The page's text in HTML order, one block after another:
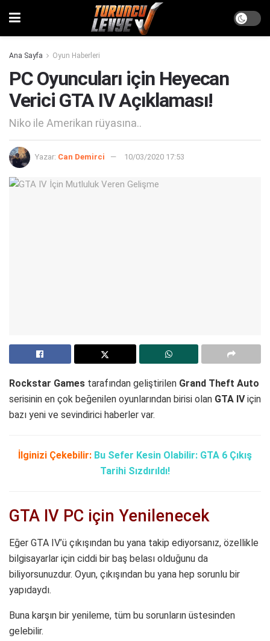
Ana Sayfa Oyun Haberleri
PC Oyuncuları için Heyecan
Verici GTA IV Açıklaması!
Niko ile Amerikan rüyasına..
Yazar: Can Demirci 10/03/2020 17:53
Rockstar Games tarafından geliştirilen Grand Theft Auto
serisinin en çok beğenilen oyunlarından birisi olan GTA IViçin
bazı yeni ve sevindirici haberler var.
İlginizi Çekebilir: Bu Sefer Kesin Olabilir: GTA 6 Çıkış
Tarihi Sızdırıldı!
GTA IV PC için Yenilenecek
Eğer GTA IV’ü çıkışından bu yana takip ediyorsanız, özellikle
bilgisayarlar için ciddi bir baş belası olduğunu da
biliyorsunuzdur. Oyun, çıkışından bu yana hep sorunlu bir
yapıdaydı.
Buna karşın bir yenileme, tüm bu sorunların üstesinden
gelebilir.